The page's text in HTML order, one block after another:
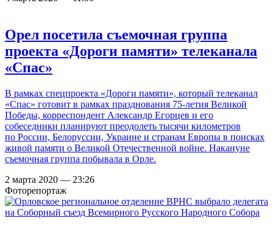
Орел посетила съемочная группа
проекта «Дороги памяти» телеканала
«Спас»
В рамках спецпроекта «Дороги памяти», который телеканал
«Спас» готовит в рамках празднования 75-летия Великой
Победы, корреспондент Александр Егорцев и его
собеседники планируют преодолеть тысячи километров
по России, Белоруссии, Украине и странам Европы в поисках
живой памяти о Великой Отечественной войне. Накануне
съемочная группа побывала в Орле.
2 марта 2020 — 23:26
Фоторепортаж